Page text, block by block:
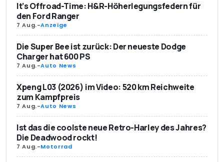
It’s Offroad-Time: H&R-Höherlegungsfedern für
den Ford Ranger
7 Aug.-Anzeige
Die Super Bee ist zurück: Der neueste Dodge
Charger hat 600 PS
7 Aug.-Auto News
Xpeng L03 (2026) im Video: 520 km Reichweite
zum Kampfpreis
7 Aug.-Auto News
Ist das die coolste neue Retro-Harley des Jahres?
Die Deadwood rockt!
7 Aug.-Motorrad